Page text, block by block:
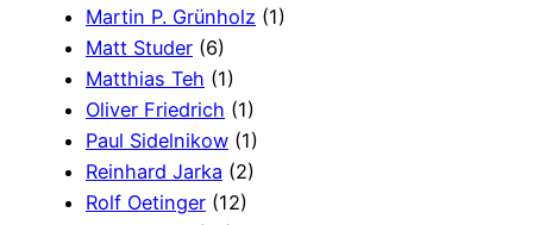
Martin P. Grünholz (1)
Matt Studer (6)
Matthias Teh (1)
Oliver Friedrich (1)
Paul Sidelnikow (1)
Reinhard Jarka (2)
Rolf Oetinger (12)